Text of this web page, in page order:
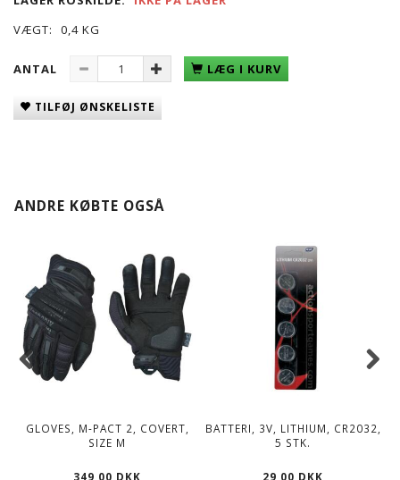
VÆGT:
0,4 KG
ANTAL LÆG I KURV
TILFØJ ØNSKELISTE
ANDRE KØBTE OGSÅ
GLOVES, M-PACT 2, COVERT,
SIZE M
349,00 DKK
BATTERI, 3V, LITHIUM, CR2032,
5 STK.
29,00 DKK